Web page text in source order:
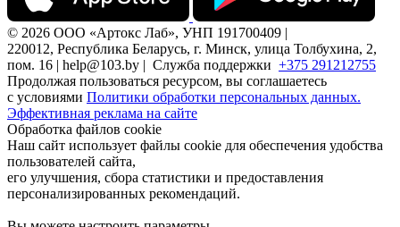
© 2026 ООО «Артокс Лаб», УНП 191700409 |
220012, Республика Беларусь, г. Минск, улица Толбухина, 2,
пом. 16 | help@103.by | Служба поддержки +375 291212755
Продолжая пользоваться ресурсом, вы соглашаетесь
с условиями Политики обработки персональных данных.
Эффективная реклама на сайте
Обработка файлов cookie
Наш сайт использует файлы cookie для обеспечения удобства
пользователей сайта,
его улучшения, сбора статистики и предоставления
персонализированных рекомендаций.